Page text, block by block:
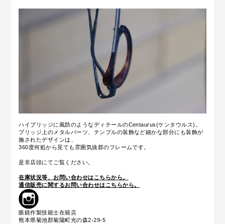
ハイブリッジに風防のようなディテールのCentaurus(ケンタウルス)。
ブリッジ上のメタルパーツ、テンプルの装飾など細かな部分にも装飾が
施されたデザインは、
360度何処から見ても雰囲気抜群のフレームです。
是非店頭にてご覧ください。
在庫状況等、お問い合わせはこちらから。
通信販売に関するお問い合わせはこちらから。
眼鏡作製技能士在籍店
熊本県菊池郡菊陽町光の森2-29-5